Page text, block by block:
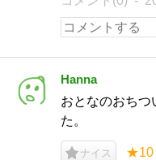
Hanna
おとなのおちつ
た。
ナイス ★10